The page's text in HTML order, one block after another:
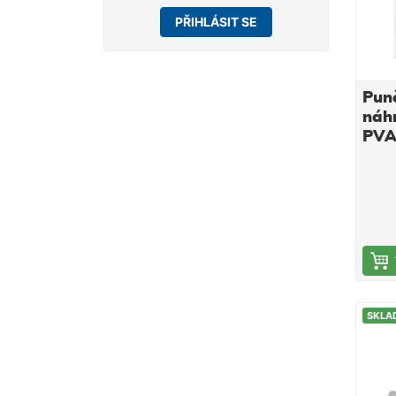
PŘIHLÁSIT SE